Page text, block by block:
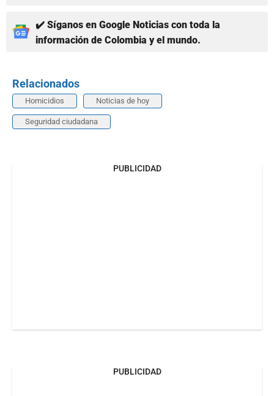
✔️ Síganos en Google Noticias con toda la
información de Colombia y el mundo.
Relacionados
Homicidios Noticias de hoy
Seguridad ciudadana
PUBLICIDAD
PUBLICIDAD